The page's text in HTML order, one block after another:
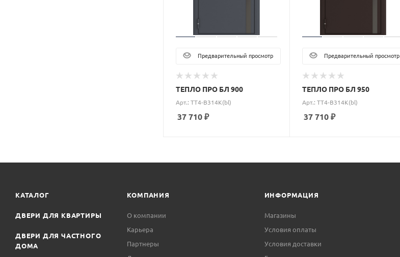
Предварительный просмотр
ТЕПЛО ПРО БЛ 900
Арт.: ТT4-B314K(bl)
37 710₽
Предварительный просмотр
ТЕПЛО ПРО БЛ 950
Арт.: ТT4-B314K(bl)
37 710₽
КАТАЛОГ
ДВЕРИ ДЛЯ КВАРТИРЫ
ДВЕРИ ДЛЯ ЧАСТНОГО
ДОМА
КОМПАНИЯ
О компании
Карьера
Партнеры
ИНФОРМАЦИЯ
Магазины
Условия оплаты
Условия доставки